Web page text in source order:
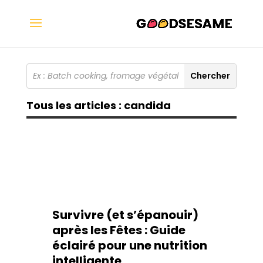
Tous les articles : candida
Survivre (et s’épanouir)
après les Fêtes : Guide
éclairé pour une nutrition